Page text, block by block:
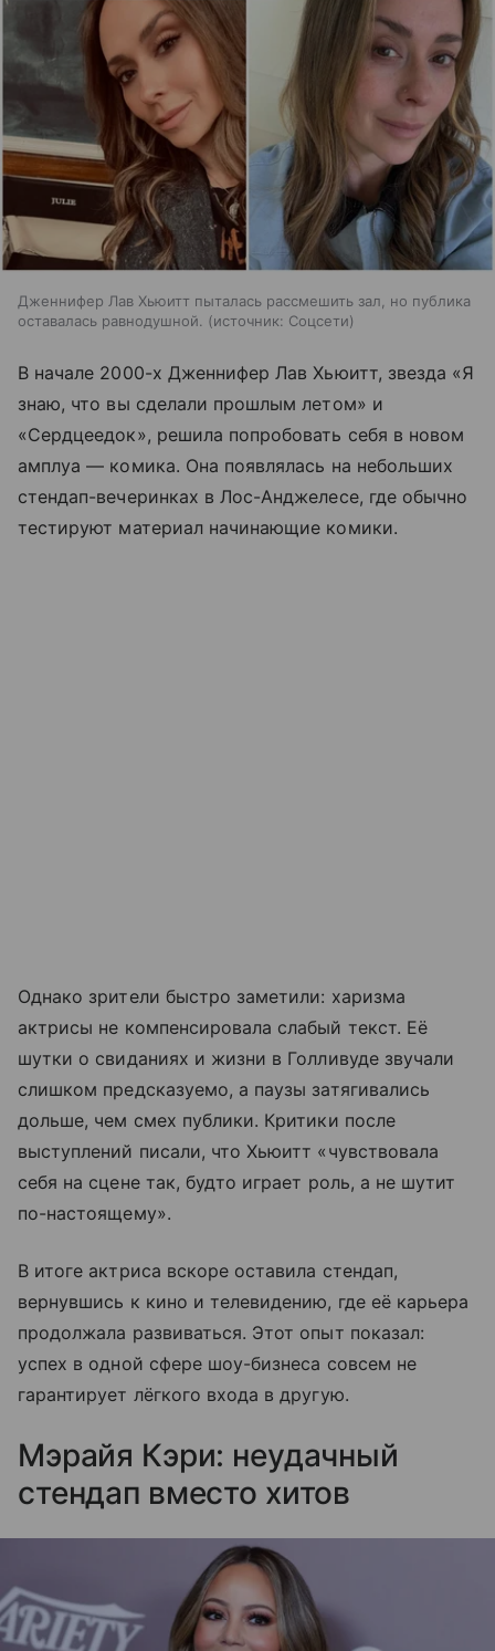
Дженнифер Лав Хьюитт пыталась рассмешить зал, но публика
оставалась равнодушной.
источник: Соцсети
В начале 2000-х Дженнифер Лав Хьюитт, звезда «Я
знаю, что вы сделали прошлым летом» и
«Сердцеедок», решила попробовать себя в новом
амплуа — комика. Она появлялась на небольших
стендап-вечеринках в Лос-Анджелесе, где обычно
тестируют материал начинающие комики.
Однако зрители быстро заметили: харизма
актрисы не компенсировала слабый текст. Её
шутки о свиданиях и жизни в Голливуде звучали
слишком предсказуемо, а паузы затягивались
дольше, чем смех публики. Критики после
выступлений писали, что Хьюитт «чувствовала
себя на сцене так, будто играет роль, а не шутит
по-настоящему».
В итоге актриса вскоре оставила стендап,
вернувшись к кино и телевидению, где её карьера
продолжала развиваться. Этот опыт показал:
успех в одной сфере шоу-бизнеса совсем не
гарантирует лёгкого входа в другую.
Мэрайя Кэри: неудачный
стендап вместо хитов